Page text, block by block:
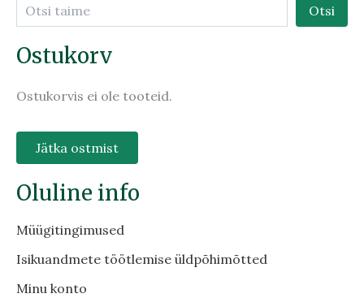
Otsi
Ostukorv
Ostukorvis ei ole tooteid.
Jätka ostmist
Oluline info
Müügitingimused
Isikuandmete töötlemise üldpõhimõtted
Minu konto